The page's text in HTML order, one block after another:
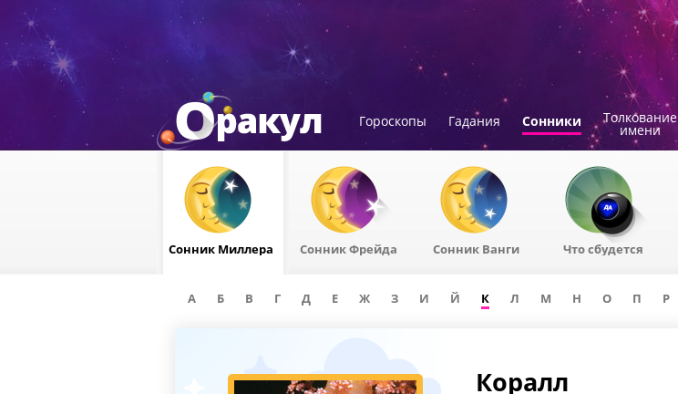
Гороскопы Гадания Сонники Толкование
имени
Сонник Миллера Сонник Фрейда Сонник Ванги Что сбудется
А Б В Г Д Е Ж З И Й К Л М Н О П Р
Коралл